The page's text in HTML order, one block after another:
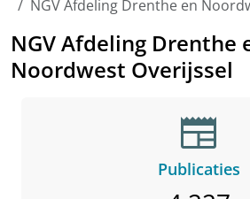
NGV Afdeling Drenthe en
NGV Afdeling Drenthe
Noordwest Overijssel
newspaper
Publicaties